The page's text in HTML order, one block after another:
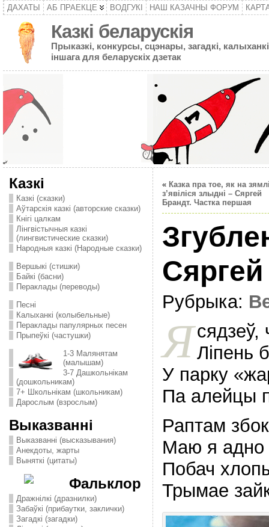
ДАХАТЫ АБ ПРАЕКЦЕ ВОДГУКІ НАШ КАЗАЧНЫ ФОРУМ
Казкі беларускія
Прыказкі, конкурсы, сцэнары, загадкі,
іншага для беларускіх дзетак
Казкі
Казкі (сказки)
Аўтарскія казкі (авторские сказки)
Кнігі цалкам
Лінгвістычныя казкі
(лингвистические сказки)
Народныя казкі (Народные сказки)
Вершыкі (стишки)
Байкі (басни)
Пераклады (переводы)
Песні
Калыханкі (колыбельные)
Пераклады папулярных песен
Прыпеўкі (частушки)
1-3 Малянятам
(малышам)
3-7 Дашкольнікам
(дошкольникам)
7+ Школьнікам (школьникам)
Дарослым (взрослым)
Выказванні
Выказванні (высказывания)
Анекдоты, жарты
Выняткі (цитаты)
Фальклор
Дражнілкі (дразнилки)
Забаўкі (прибаутки, заклички)
Загадкі (загадки)
« Казка пра тое, як на
з’явіліся злыдні – Сяргей
Брандт. Частка першая
Рубрыка:
Ясядзеў,
Лiпень
У парку
Па алейцы
Раптам
Маю я адно
Побач
Трымае